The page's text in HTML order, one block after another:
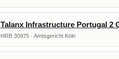
Talanx Infrastructure Portugal 2
HRB 30975 · Amtsgericht Köln